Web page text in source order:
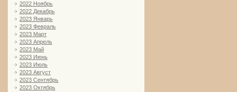
2022 Ноябрь
2022 Декабрь
2023 Январь
2023 Февраль
2023 Март
2023 Апрель
2023 Май
2023 Июнь
2023 Июль
2023 Август
2023 Сентябрь
2023 Октябрь